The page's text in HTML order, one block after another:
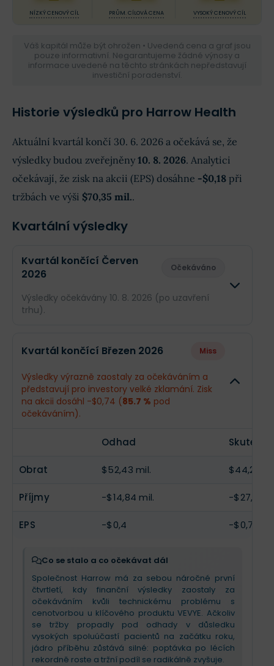
NÍZKÝ CENOVÝ CÍL PRŮM. CÍLOVÁ CENA VYSOKÝ CENOVÝ CÍL
Váš kapitál může být ohrožen • Uvedená cena a graf jsou
pouze informativní. Negarantujeme žádné výnosy a
informace uvedené na těchto stránkách nepředstavují
investiční poradenství.
Historie výsledků pro Harrow Health
Aktuální kvartál končí 30. 6. 2026 a očekává se, že
výsledky budou zveřejněny 10. 8. 2026. Analytici
očekávají, že zisk na akcii (EPS) dosáhne -$0,18 při
tržbách ve výši $70,35 mil..
Kvartální výsledky
Kvartál končící Červen
2026
Očekáváno
Výsledky očekávány 10. 8. 2026 (po uzavření
trhu).
Příjmy -$6,66 mil.
EPS
Kvartál končící Březen 2026 Miss
Výsledky výrazně zaostaly za očekáváním a
představují pro investory velké zklamání. Zisk
na akcii dosáhl -$0,74 (85.7 % pod
očekáváním).
Odhad
Obrat $52,43 mil. $44,2 mil.
Příjmy -$14,84 mil. -$27,6
EPS -$0,4 -$0,74
Co se stalo a co očekávat dál
Společnost Harrow má za sebou náročné první
čtvrtletí, kdy finanční výsledky zaostaly za
očekáváním kvůli technickému problému s
cenotvorbou u klíčového produktu VEVYE. Ačkoliv
se tržby propadly pod odhady v důsledku
vysokých spoluúčastí pacientů na začátku roku,
jádro příběhu zůstává silné: poptávka po lécích
rekordně roste a tržní podíl se radikálně zvyšuje.